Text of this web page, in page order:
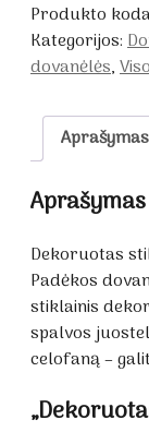
Nr.8
Produkto
Kategorijos:
dovanėlės,
Aprašymas
Aprašymas
Dekoruotas
Padėkos
stiklainis
spalvos
celofaną –